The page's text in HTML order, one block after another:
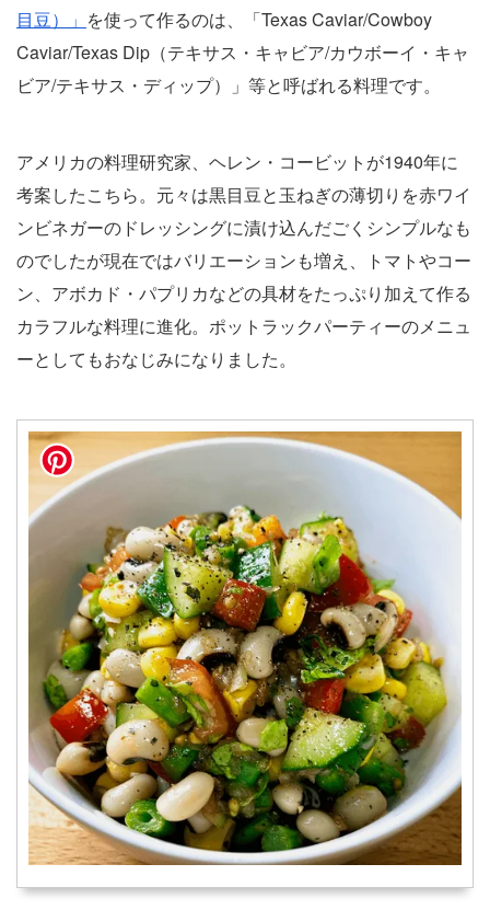
目豆）」 を使って作るのは、「Texas Caviar/Cowboy
Caviar/Texas Dip（テキサス・キャビア/カウボーイ・キャ
ビア/テキサス・ディップ）」等と呼ばれる料理です。
アメリカの料理研究家、ヘレン・コービットが1940年に
考案したこちら。元々は黒目豆と玉ねぎの薄切りを赤ワイ
ンビネガーのドレッシングに漬け込んだごくシンプルなも
のでしたが現在ではバリエーションも増え、トマトやコー
ン、アボカド・パプリカなどの具材をたっぷり加えて作る
カラフルな料理に進化。ポットラックパーティーのメニュ
ーとしてもおなじみになりました。